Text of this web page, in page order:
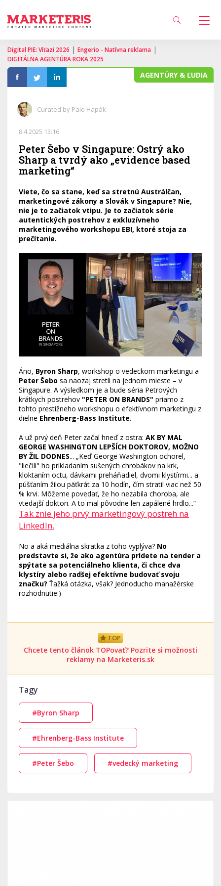
Digital PIE: Víťazi 2026 | Engerio - Natívna reklama |
DIGITÁLNA AGENTÚRA ROKA 2025
AGENTÚRY & ĽUDIA
Curated by Palo Hapák
8.4.2025 13:16
Peter Šebo v Singapure: Ostrý ako
Sharp a tvrdý ako „evidence based
marketing“
Viete, čo sa stane, keď sa stretnú Austrálčan,
marketingové zákony a Slovák v Singapure? Nie,
nie je to začiatok vtipu. Je to začiatok série
autentických postrehov z exkluzívneho
marketingového workshopu EBI, ktoré stoja za
prečítanie.
Áno, Byron Sharp, workshop o vedeckom marketingu a
Peter Šebo sa naozaj stretli na jednom mieste – v
Singapure. A výsledkom je a bude séria Petrových
krátkych postrehov "PETER ON BRANDS" priamo z
tohto prestížneho workshopu o efektívnom marketingu z
dielne Ehrenberg-Bass Institute.
A už prvý deň Peter začal hneď z ostra: AK BY MAL
GEORGE WASHINGTON LEPŠÍCH DOKTOROV, MOŽNO
BY ŽIL DODNES... „Keď George Washington ochorel,
"liečili" ho prikladaním sušených chrobákov na krk,
kloktaním octu, dávkami preháňadiel, dvomi klystírmi... a
púšťaním žilou päťkrát za 10 hodín, čím stratil viac než 50
% krvi. Môžeme povedať, že ho nezabila choroba, ale
vtedajší doktori. A to mal pôvodne len zapálené hrdlo...“
Tak znie jeho prvý marketingový postreh na
LinkedIn.
No a aká mediálna skratka z toho vyplýva? No
predstavte si, že ako agentúra prídete na tender a
spýtate sa potenciálneho klienta, či chce dva
klystíry alebo radšej efektívne budovať svoju
značku? Ťažká otázka, však? Jednoducho manažérske
rozhodnutie:)
TOP
Chcete tento článok TOPovať? Pozrite si možnosti
reklamy na Marketeris.sk
Tagy
#Byron Sharp
#Ehrenberg-Bass Institute
#Peter Šebo #vedecký marketing